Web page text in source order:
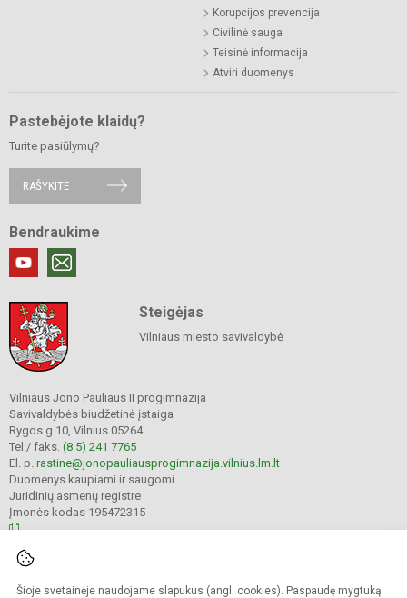
Šioje svetainėje naudojame slapukus (angl. cookies). Paspaudę mygtuką
Korupcijos prevencija
Civilinė sauga
Teisinė informacija
Atviri duomenys
Pastebėjote klaidų?
Turite pasiūlymų?
RAŠYKITE
Bendraukime
Steigėjas
Vilniaus miesto savivaldybė
Vilniaus Jono Pauliaus II progimnazija
Savivaldybės biudžetinė įstaiga
Rygos g.10, Vilnius 05264
Tel./ faks. (8 5) 241 7765
El. p. rastine@jonopauliausprogimnazija.vilnius.lm.lt
Duomenys kaupiami ir saugomi
Juridinių asmenų registre
Įmonės kodas 195472315
Kopijuoti turinį be raštiško įstaigos administracijos sutikimo griežtai draudžiama.